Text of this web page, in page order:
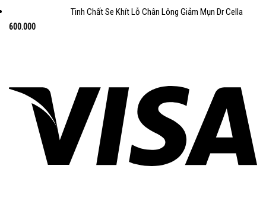
Tinh Chất Se Khít Lỗ Chân Lông Giảm Mụn Dr Cella
600.000